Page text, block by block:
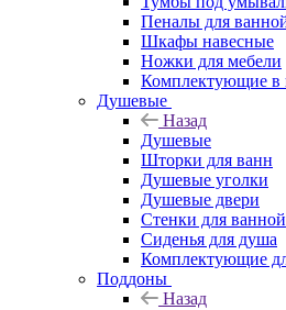
Пеналы для
Шкафы навесные
Ножки для мебели
Комплектующие в
Душевые
Назад
Душевые
Шторки для ванн
Душевые уголки
Душевые двери
Стенки для ванной
Сиденья для душа
Комплектующие
Поддоны
Назад